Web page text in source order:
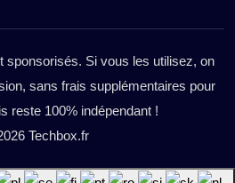
sponsorisés. Si vous les utilisez, on
sans frais supplémentaires pour
reste 100% indépendant !
Techbox.fr